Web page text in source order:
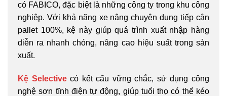
có FABICO, đặc biệt là những công ty trong khu công
nghiệp. Với khả năng xe nâng chuyên dụng tiếp cận
pallet 100%, kệ này giúp quá trình xuất nhập hàng
diễn ra nhanh chóng, nâng cao hiệu suất trong sản
xuất.
Kệ Selectivecó kết cấu vững chắc, sử dụng công
nghệ sơn tĩnh điện tự động, giúp tuổi thọ có thể kéo